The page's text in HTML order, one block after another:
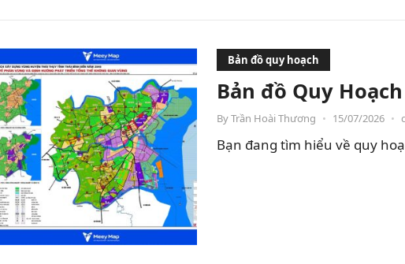
Bản đồ quy hoạch
Bản đồ Quy
ByTrần Hoài Thương • 15/07/2026 •
Bạn đang tìm hiểu về quy